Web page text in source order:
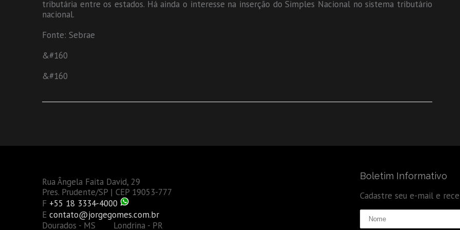
tributária entre os estados. Há ainda o interesse na inserção do Simples Nacional no sistema tributário
nacional.
Fonte: Sebrae
&#160
&#160
Rua Ângela Faita David, 29
Pres. Prudente/SP | CEP 19053-777
F +55 18 3334-4000
E contato@jorgegomes.com.br
Dourados - MS Londrina - PR
Boletim Informativo
Cadastre seu e-mail e